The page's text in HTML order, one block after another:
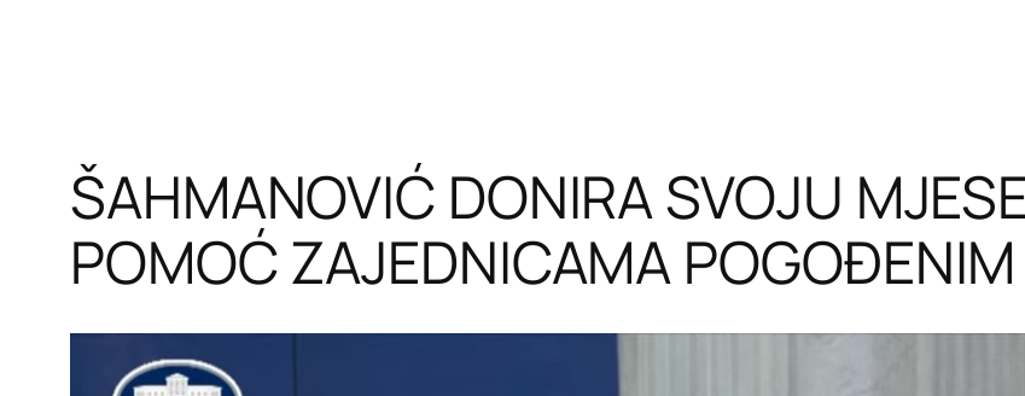
ŠAHMANOVIĆ DONIRA SVOJU
POMOĆ ZAJEDNICAMA